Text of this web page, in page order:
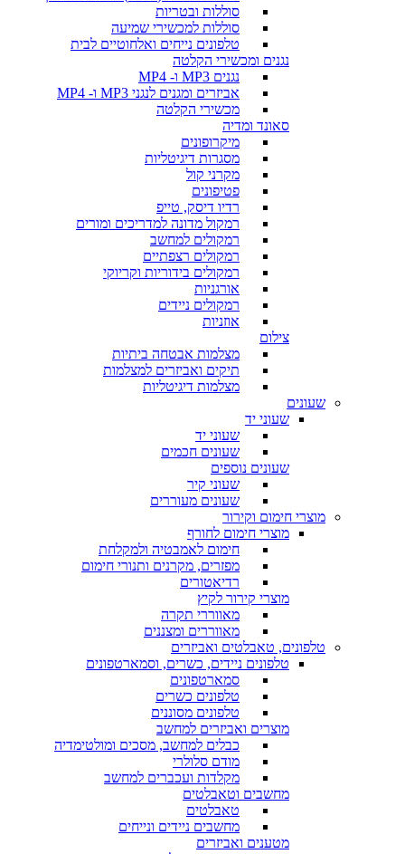
סוללות ובטריות
סוללות למכשירי שמיעה
טלפונים נייחים ואלחוטיים לבית
נגנים ומכשירי הקלטה
נגנים MP3 ו- MP4
אביזרים ומגנים לנגני MP3 ו- MP4
מכשירי הקלטה
סאונד ומדיה
מיקרופונים
מסגרות דיגיטליות
מקרני קול
פטיפונים
רדיו דיסק, טייפ
רמקול מדונה למדריכים ומורים
רמקולים למחשב
רמקולים רצפתיים
רמקולים בידוריות וקריוקי
אורגניות
רמקולים ניידים
אוזניות
צילום
מצלמות אבטחה ביתיות
תיקים ואביזרים למצלמות
מצלמות דיגיטליות
שעונים
שעוני יד
שעוני יד
שעונים חכמים
שעונים נוספים
שעוני קיר
שעונים מעוררים
מוצרי חימום וקירור
מוצרי חימום לחורף
חימום לאמבטיה ולמקלחת
מפזרים, מקרנים ותנורי חימום
רדיאטורים
מוצרי קירור לקיץ
מאווררי תקרה
מאווררים ומצננים
טלפונים, טאבלטים ואביזרים
טלפונים ניידים, כשרים, וסמארטפונים
סמארטפונים
טלפונים כשרים
טלפונים מסוננים
מוצרים ואביזרים למחשב
כבלים למחשב, מסכים ומולטימדיה
מודם סלולרי
מקלדות ועכברים למחשב
מחשבים וטאבלטים
טאבלטים
מחשבים ניידים ונייחים
מטענים ואביזרים